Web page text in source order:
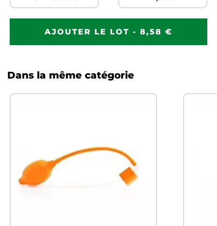
AJOUTER LE LOT - 8,58 €
Dans la même catégorie